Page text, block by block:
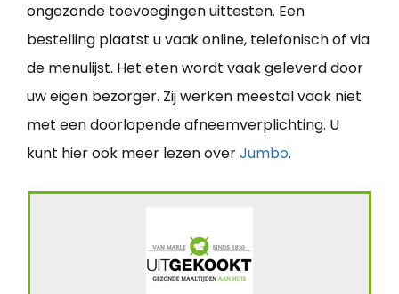
ongezonde toevoegingen uittesten. Een
bestelling plaatst u vaak online, telefonisch of via
de menulijst. Het eten wordt vaak geleverd door
uw eigen bezorger. Zij werken meestal vaak niet
met een doorlopende afneemverplichting. U
kunt hier ook meer lezen overJumbo.